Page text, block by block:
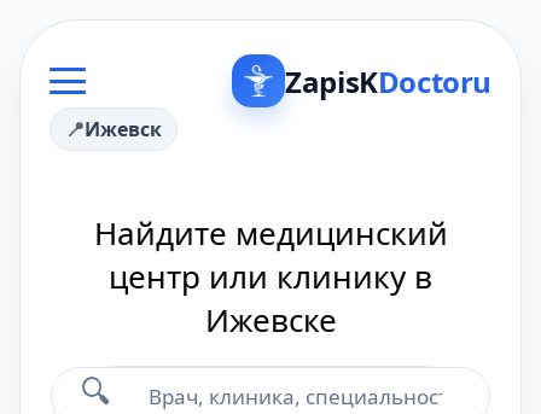
ZapisKDoctoru
Ижевск
Найдите медицинский
центр или клинику в
Ижевске
🔍